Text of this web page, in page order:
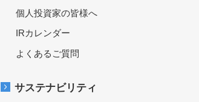
個人投資家の皆様へ
IRカレンダー
よくあるご質問
サステナビリティ